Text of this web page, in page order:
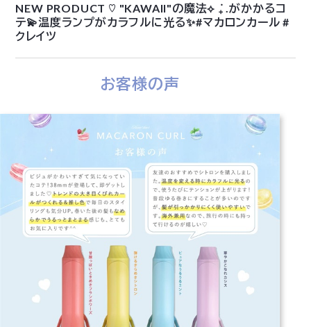
NEW PRODUCT ♡ "KAWAII"の魔法⟡ ݁₊ .がかかるコ
テ💫温度ランプがカラフルに光る✨#マカロンカール #
クレイツ
お客様の声